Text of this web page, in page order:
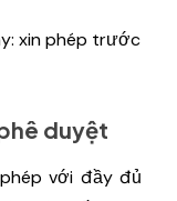
xin phép trước
duyệt
với đầy đủ